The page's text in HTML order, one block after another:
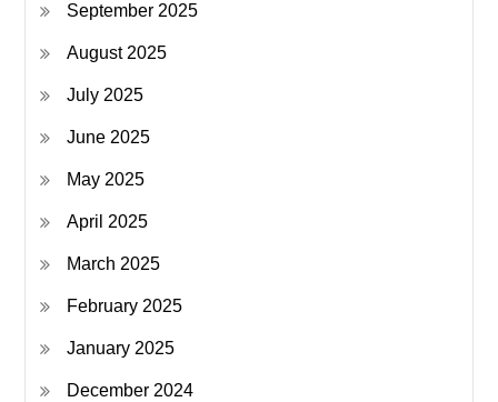
September 2025
August 2025
July 2025
June 2025
May 2025
April 2025
March 2025
February 2025
January 2025
December 2024